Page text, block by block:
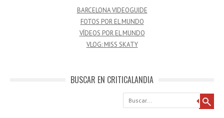
BARCELONA VIDEOGUIDE
FOTOS POR EL MUNDO
VÍDEOS POR EL MUNDO
VLOG: MISS SKATY
BUSCAR EN CRITICALANDIA
Buscar